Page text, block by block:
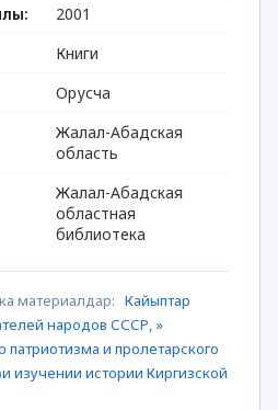
2001
Книги
Орусча
Жалал-Абадская
область
Жалал-Абадская
областная
библиотека
материалдар: Кайыптар
народов СССР, »
патриотизма и пролетарского
изучении истории Киргизской